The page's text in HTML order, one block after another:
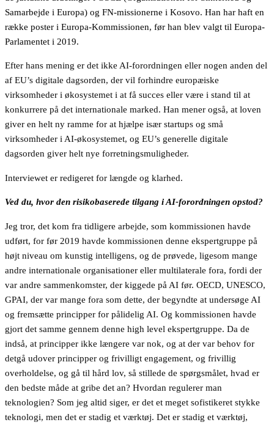
Samarbejde i Europa) og FN-missionerne i Kosovo. Han har haft en
række poster i Europa-Kommissionen, før han blev valgt til Europa-
Parlamentet i 2019.
Efter hans mening er det ikke AI-forordningen eller nogen anden del
af EU’s digitale dagsorden, der vil forhindre europæiske
virksomheder i økosystemet i at få succes eller være i stand til at
konkurrere på det internationale marked. Han mener også, at loven
giver en helt ny ramme for at hjælpe især startups og små
virksomheder i AI-økosystemet, og EU’s generelle digitale
dagsorden giver helt nye forretningsmuligheder.
Interviewet er redigeret for længde og klarhed.
Ved du, hvor den risikobaserede tilgang i AI-forordningen opstod?
Jeg tror, det kom fra tidligere arbejde, som kommissionen havde
udført, for før 2019 havde kommissionen denne ekspertgruppe på
højt niveau om kunstig intelligens, og de prøvede, ligesom mange
andre internationale organisationer eller multilaterale fora, fordi der
var andre sammenkomster, der kiggede på AI før. OECD, UNESCO,
GPAI, der var mange fora som dette, der begyndte at undersøge AI
og fremsætte principper for pålidelig AI. Og kommissionen havde
gjort det samme gennem denne high level ekspertgruppe. Da de
indså, at principper ikke længere var nok, og at der var behov for
detgå udover principper og frivilligt engagement, og frivillig
overholdelse, og gå til hård lov, så stillede de spørgsmålet, hvad er
den bedste måde at gribe det an? Hvordan regulerer man
teknologien? Som jeg altid siger, er det et meget sofistikeret stykke
teknologi, men det er stadig et værktøj. Det er stadig et værktøj,